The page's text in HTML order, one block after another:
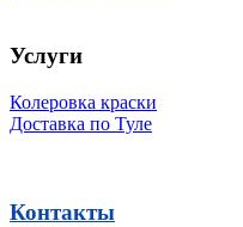
Услуги
Колеровка краски
Доставка по Туле
Контакты